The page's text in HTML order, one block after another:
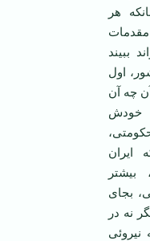
هر
ببیند
اول
چه آن
خودش
ایران
بجای
نه در
نیروئی